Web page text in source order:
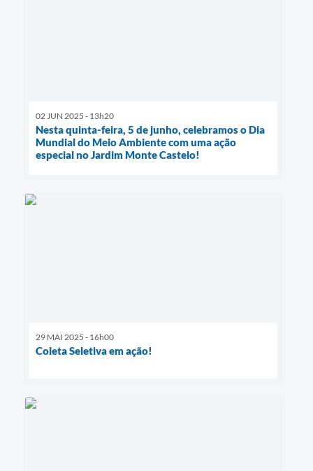
02 JUN 2025 - 13h20
Nesta quinta-feira, 5 de junho, celebramos o Dia
Mundial do Meio Ambiente com uma ação
especial no Jardim Monte Castelo!
29 MAI 2025 - 16h00
Coleta Seletiva em ação!